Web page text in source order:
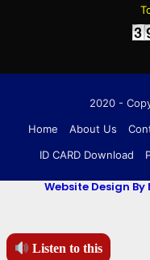
Listen to this
2020 -
Home
About Us
ID CARD Download
Website Design